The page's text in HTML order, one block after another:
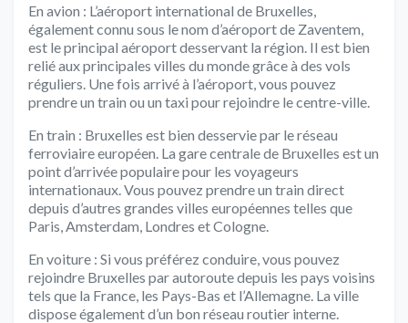
En avion : L’aéroport international de Bruxelles,
également connu sous le nom d’aéroport de Zaventem,
est le principal aéroport desservant la région. Il est bien
relié aux principales villes du monde grâce à des vols
réguliers. Une fois arrivé à l’aéroport, vous pouvez
prendre un train ou un taxi pour rejoindre le centre-ville.
En train : Bruxelles est bien desservie par le réseau
ferroviaire européen. La gare centrale de Bruxelles est un
point d’arrivée populaire pour les voyageurs
internationaux. Vous pouvez prendre un train direct
depuis d’autres grandes villes européennes telles que
Paris, Amsterdam, Londres et Cologne.
En voiture : Si vous préférez conduire, vous pouvez
rejoindre Bruxelles par autoroute depuis les pays voisins
tels que la France, les Pays-Bas et l’Allemagne. La ville
dispose également d’un bon réseau routier interne.